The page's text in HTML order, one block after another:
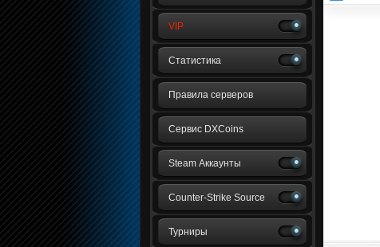
VIP
Статистика
Правила серверов
Сервис DXCoins
Steam Аккаунты
Counter-Strike Source
Турниры